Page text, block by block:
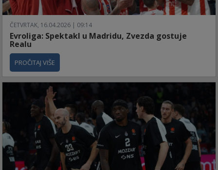
ČETVRTAK, 16.04.2026 | 09:14
Evroliga: Spektakl u Madridu, Zvezda gostuje
Realu
PROČITAJ VIŠE